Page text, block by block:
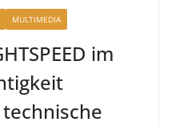
MULTIMEDIA
im